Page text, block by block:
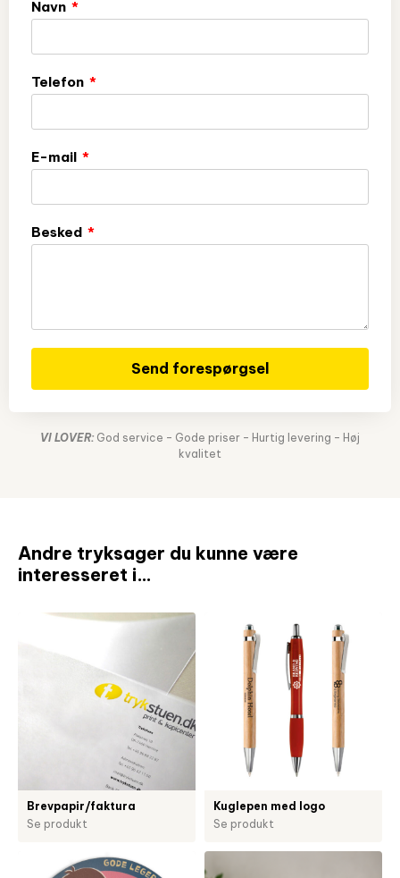
Navn
Telefon
E-mail
Besked
Send forespørgsel
VI LOVER: God service – Gode priser – Hurtig levering – Høj
kvalitet
Andre tryksager du kunne være
interesseret i…
Brevpapir/faktura
Se produkt
Kuglepen med logo
Se produkt